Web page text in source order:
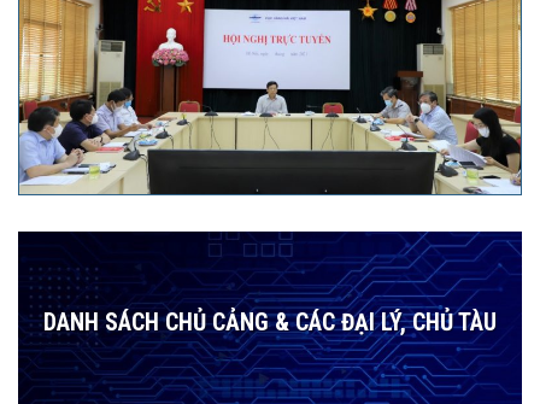
DANH SÁCH CHỦ CẢNG & CÁC ĐẠI LÝ, CHỦ TÀU